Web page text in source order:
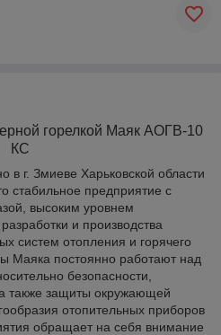
горелкой Маяк АОГВ-10
КС
в г. Змиеве Харьковской области
стабильное предприятие с
высоким уровнем
и производства
систем отопления и горячего
Маяка постоянно работают над
безопасности,
также защиты окружающей
отопительных приборов
обращает на себя внимание